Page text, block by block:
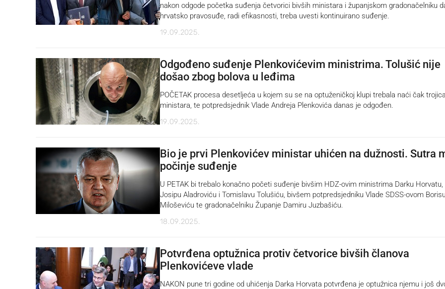
nakon odgode početka suđenja četvorici bivših ministara i županjskom gradonačelniku
hrvatsko pravosuđe, radi efikasnosti, treba uvesti kontinuirano suđenje.
19.09.2025.
Odgođeno suđenje Plenkovićevim ministrima. Tolušić nije
došao zbog bolova u leđima
POČETAK procesa desetljeća u kojem su se na optuženičkoj klupi trebala naći čak trojica
ministara, te potpredsjednik Vlade Andreja Plenkovića danas je odgođen.
19.09.2025.
Bio je prvi Plenkovićev ministar uhićen na dužnosti. Sutra
počinje suđenje
U PETAK bi trebalo konačno početi suđenje bivšim HDZ-ovim ministrima Darku Horvatu,
Josipu Aladroviću i Tomislavu Tolušiću, bivšem potpredsjedniku Vlade SDSS-ovom
Miloševiću te gradonačelniku Županje Damiru Juzbašiću.
18.09.2025.
Potvrđena optužnica protiv četvorice bivših članova
Plenkovićeve vlade
NAKON pune tri godine od uhićenja Darka Horvata potvrđena je optužnica njemu i još